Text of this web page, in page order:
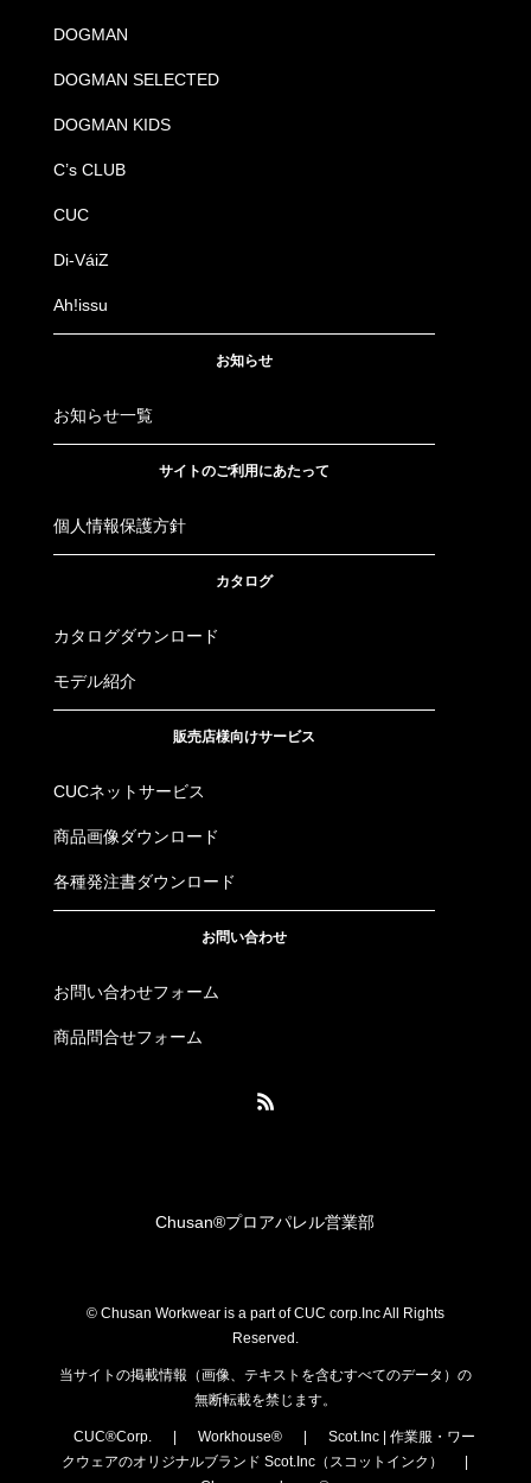
DOGMAN
DOGMAN SELECTED
DOGMAN KIDS
C’s CLUB
CUC
Di-VáiZ
Ah!issu
お知らせ
お知らせ一覧
サイトのご利用にあたって
個人情報保護方針
カタログ
カタログダウンロード
モデル紹介
販売店様向けサービス
CUCネットサービス
商品画像ダウンロード
各種発注書ダウンロード
お問い合わせ
お問い合わせフォーム
商品問合せフォーム
Chusan®︎プロアパレル営業部
© Chusan Workwear is a part of CUC corp.Inc All Rights
Reserved.
当サイトの掲載情報（画像、テキストを含むすべてのデータ）の
無断転載を禁じます。
CUC®Corp. Workhouse®
Scot.Inc | 作業服・ワー
クウェアのオリジナルブランド Scot.Inc（スコットインク）